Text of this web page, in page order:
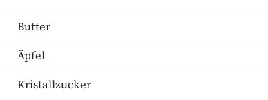
Butter
Äpfel
Kristallzucker